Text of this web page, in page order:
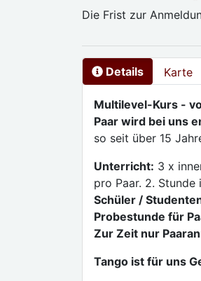
Die Frist zur
Details Karte
Multilevel-Kurs -
Paar wird bei uns
so seit über 15
Unterricht: 3 x
pro Paar. 2. Stunde
Schüler /
Probestunde für
Zur Zeit nur
Tango ist für uns